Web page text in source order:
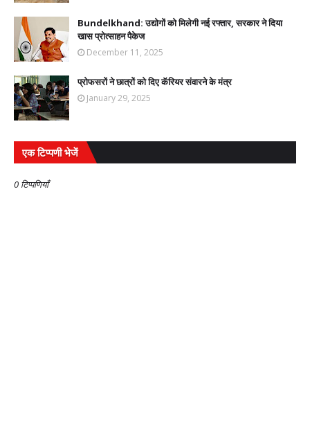
Bundelkhand: उद्योगों को मिलेगी नई रफ्तार, सरकार ने दिया
खास प्रोत्साहन पैकेज
December 11, 2025
प्रोफसरों ने छात्रों को दिए कॅरियर संवारने के मंत्र
January 29, 2025
एक टिप्पणी भेजें
0 टिप्पणियाँ